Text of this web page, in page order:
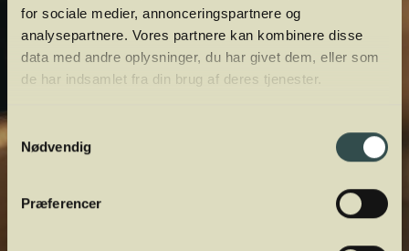
for sociale medier, annonceringspartnere og
analysepartnere. Vores partnere kan kombinere disse
data med andre oplysninger, du har givet dem, eller som
de har indsamlet fra din brug af deres tjenester.
Samtykkevalg
Nødvendig
Præferencer